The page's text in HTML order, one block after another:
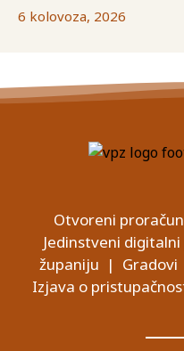
6 kolovoza, 2026
Otvoreni proračun
Jedinstveni
županiju | Gradovi
Izjava o